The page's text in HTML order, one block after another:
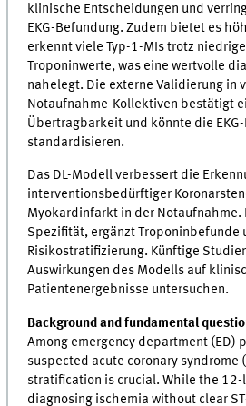
klinische Entscheidungen und
EKG-Befundung. Zudem bietet es
erkennt viele Typ-1-MIs trotz
Troponinwerte, was eine wertvolle
nahelegt. Die externe Validierung in
Notaufnahme-Kollektiven bestätigt
Übertragbarkeit und könnte die
standardisieren.
Das DL-Modell verbessert die
interventionsbedürftiger
Myokardinfarkt in der Notaufnahme.
Spezifität, ergänzt Troponinbefunde
Risikostratifizierung. Künftige
Auswirkungen des Modells auf
Patientenergebnisse untersuchen.
Background and fundamental
Among emergency department (ED)
suspected acute coronary syndrome
stratification is crucial. While the 12-
diagnosing ischemia without clear